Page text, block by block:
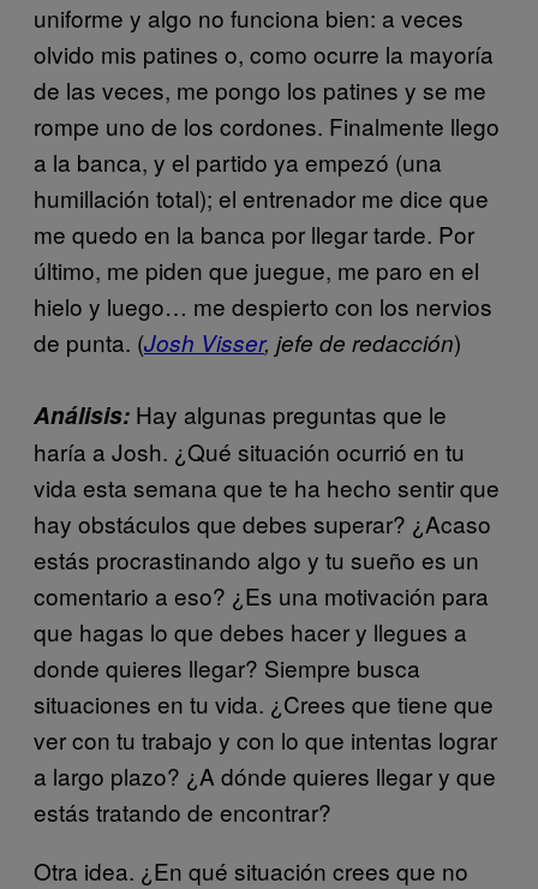
uniforme y algo no funciona bien: a veces
olvido mis patines o, como ocurre la mayoría
de las veces, me pongo los patines y se me
rompe uno de los cordones. Finalmente llego
a la banca, y el partido ya empezó (una
humillación total); el entrenador me dice que
me quedo en la banca por llegar tarde. Por
último, me piden que juegue, me paro en el
hielo y luego… me despierto con los nervios
de punta. (Josh Visser, jefe de redacción)
Análisis: Hay algunas preguntas que le
haría a Josh. ¿Qué situación ocurrió en tu
vida esta semana que te ha hecho sentir que
hay obstáculos que debes superar? ¿Acaso
estás procrastinando algo y tu sueño es un
comentario a eso? ¿Es una motivación para
que hagas lo que debes hacer y llegues a
donde quieres llegar? Siempre busca
situaciones en tu vida. ¿Crees que tiene que
ver con tu trabajo y con lo que intentas lograr
a largo plazo? ¿A dónde quieres llegar y que
estás tratando de encontrar?
Otra idea. ¿En qué situación crees que no